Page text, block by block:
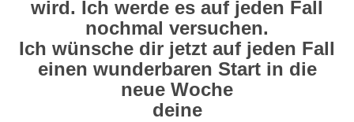
wird. Ich werde es auf jeden Fall
nochmal versuchen.
Ich wünsche dir jetzt auf jeden Fall
einen wunderbaren Start in die
neue Woche
deine